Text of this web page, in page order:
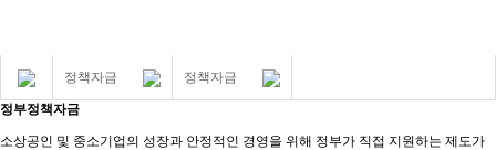
정책자금 정책자금
정부정책자금
소상공인 및 중소기업의 성장과 안정적인 경영을 위해 정부가 직접 지원하는 제도가